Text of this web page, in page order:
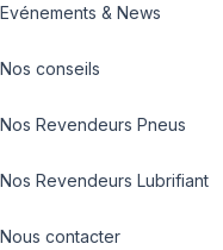
Evénements & News
Nos conseils
Nos Revendeurs Pneus
Nos Revendeurs Lubrifiant
Nous contacter